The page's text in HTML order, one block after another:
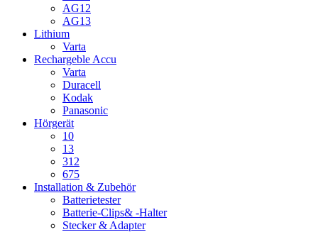
AG12
AG13
Lithium
Varta
Rechargeble Accu
Varta
Duracell
Kodak
Panasonic
Hörgerät
10
13
312
675
Installation & Zubehör
Batterietester
Batterie-Clips& -Halter
Stecker & Adapter